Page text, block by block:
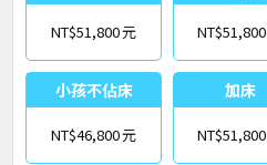
NT$51,800 NT$51,800
小孩不佔床
NT$46,800
加床
NT$51,800